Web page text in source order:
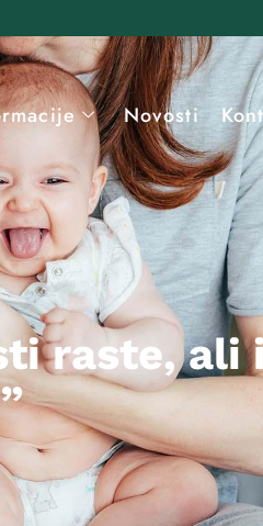
Novosti
raste, ali